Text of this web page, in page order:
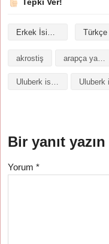
Erkek İsimleri
akrostiş arapça yazılışı
Uluberk isminin baş harfleriyle şiir
Bir yanıt yazın
Yorum*